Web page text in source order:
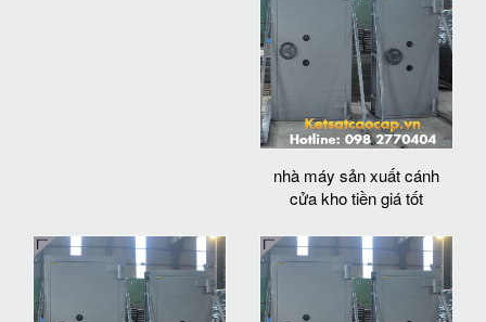
nhà máy sản xuất cánh
cửa kho tiền giá tốt